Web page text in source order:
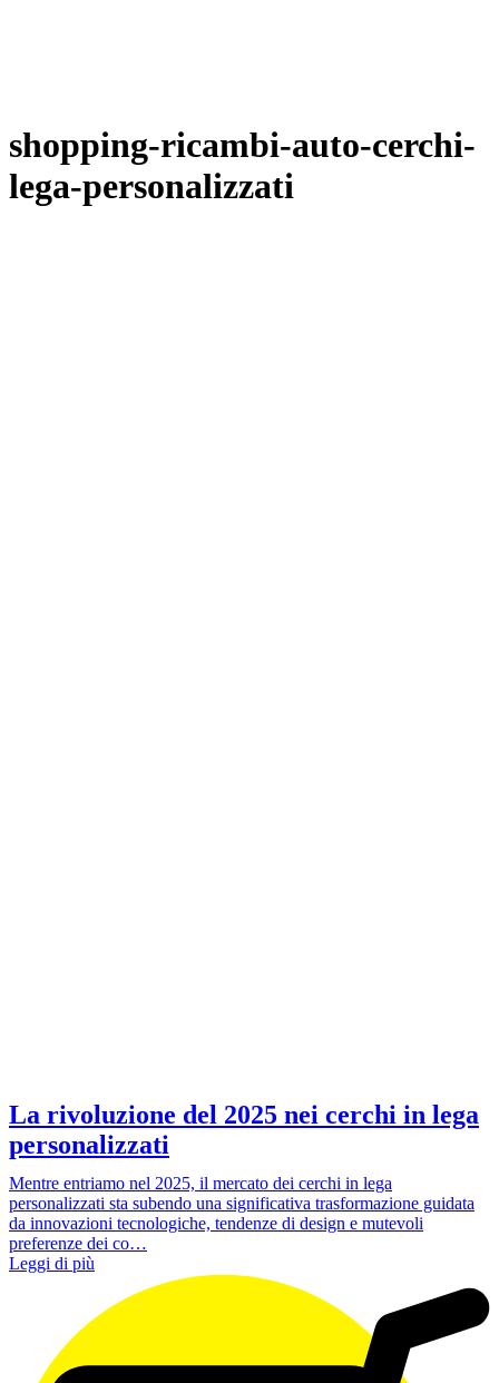
shopping-ricambi-auto-cerchi-
lega-personalizzati
La rivoluzione del 2025 nei cerchi in lega
personalizzati
Mentre entriamo nel 2025, il mercato dei cerchi in lega
personalizzati sta subendo una significativa trasformazione guidata
da innovazioni tecnologiche, tendenze di design e mutevoli
preferenze dei co…
Leggi di più